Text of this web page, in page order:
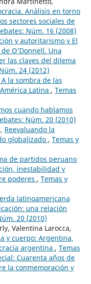
Análisis en torno
sectores sociales de
Núm. 16 (2008)
y autoritarismo y El
O’Donnell. Una
las claves del dilema
24 (2012)
la sombra de las
Latina , Temas
cuando hablamos
Núm. 20 (2010)
Reevaluando la
globalizado , Temas y
de partidos peruano
inestabilidad y
poderes , Temas y
latinoamericana
una relación
20 (2010)
Valentina Larocca,
y cuerpo: Argentina,
argentina , Temas
Cuarenta años de
la conmemoración y